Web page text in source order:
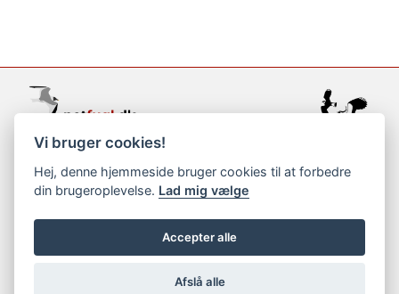
support@netfugl.dk
copyright © 2002-2023
Vi bruger cookies!
Hej, denne hjemmeside bruger cookies til at forbedre
din brugeroplevelse. Lad mig vælge
Accepter alle
Afslå alle